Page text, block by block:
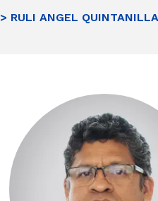
> RULI ANGEL